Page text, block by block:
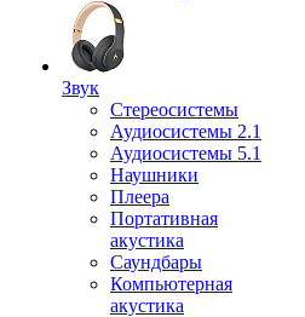
Звук
Стереосистемы
Аудиосистемы 2.1
Аудиосистемы 5.1
Наушники
Плеера
Портативная
акустика
Саундбары
Компьютерная
акустика